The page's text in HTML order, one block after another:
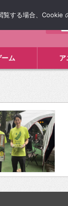
ーム ア
する場合、Cookie